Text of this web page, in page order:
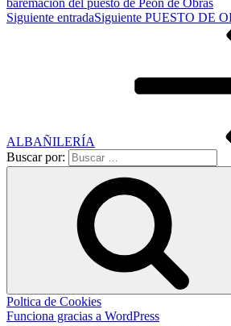
Siguiente entradaSiguiente PUESTO DE
ALBAÑILERÍA
Buscar por:
Poltica de Cookies
Funciona gracias a WordPress